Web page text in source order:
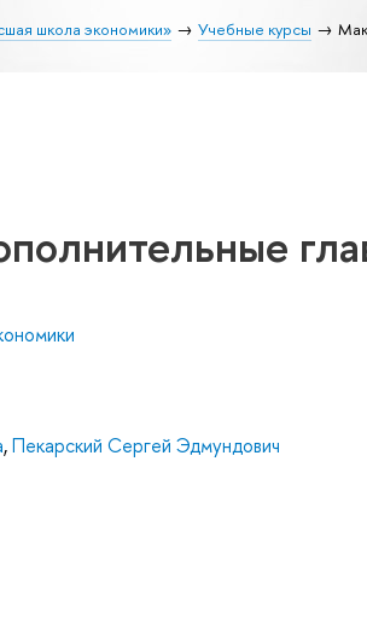
школа экономики» Учебные курсы
,Пекарский Сергей Эдмундович